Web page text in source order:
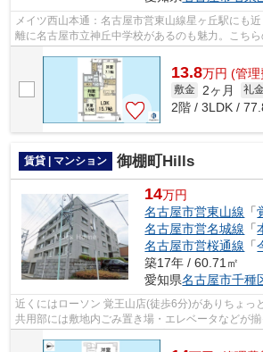
メイツ西山本通：名古屋市営東山線星ヶ丘駅にも
離に名古屋市立神丘中学校があるのも魅力。こち
13.8万円 (管理
敷金 2ヶ月 礼
2階 / 3LDK /
賃貸 | マンション 御棚町Hills
14万円
名古屋市営東山線 「
名古屋市営名城線 「
名古屋市営桜通線 「
築17年 / 60.71㎡
愛知県名古屋市千種
近くにはローソン 覚王山店(徒歩6分)がありちょっ
共用部には敷地内ごみ置き場・エレベータなどが